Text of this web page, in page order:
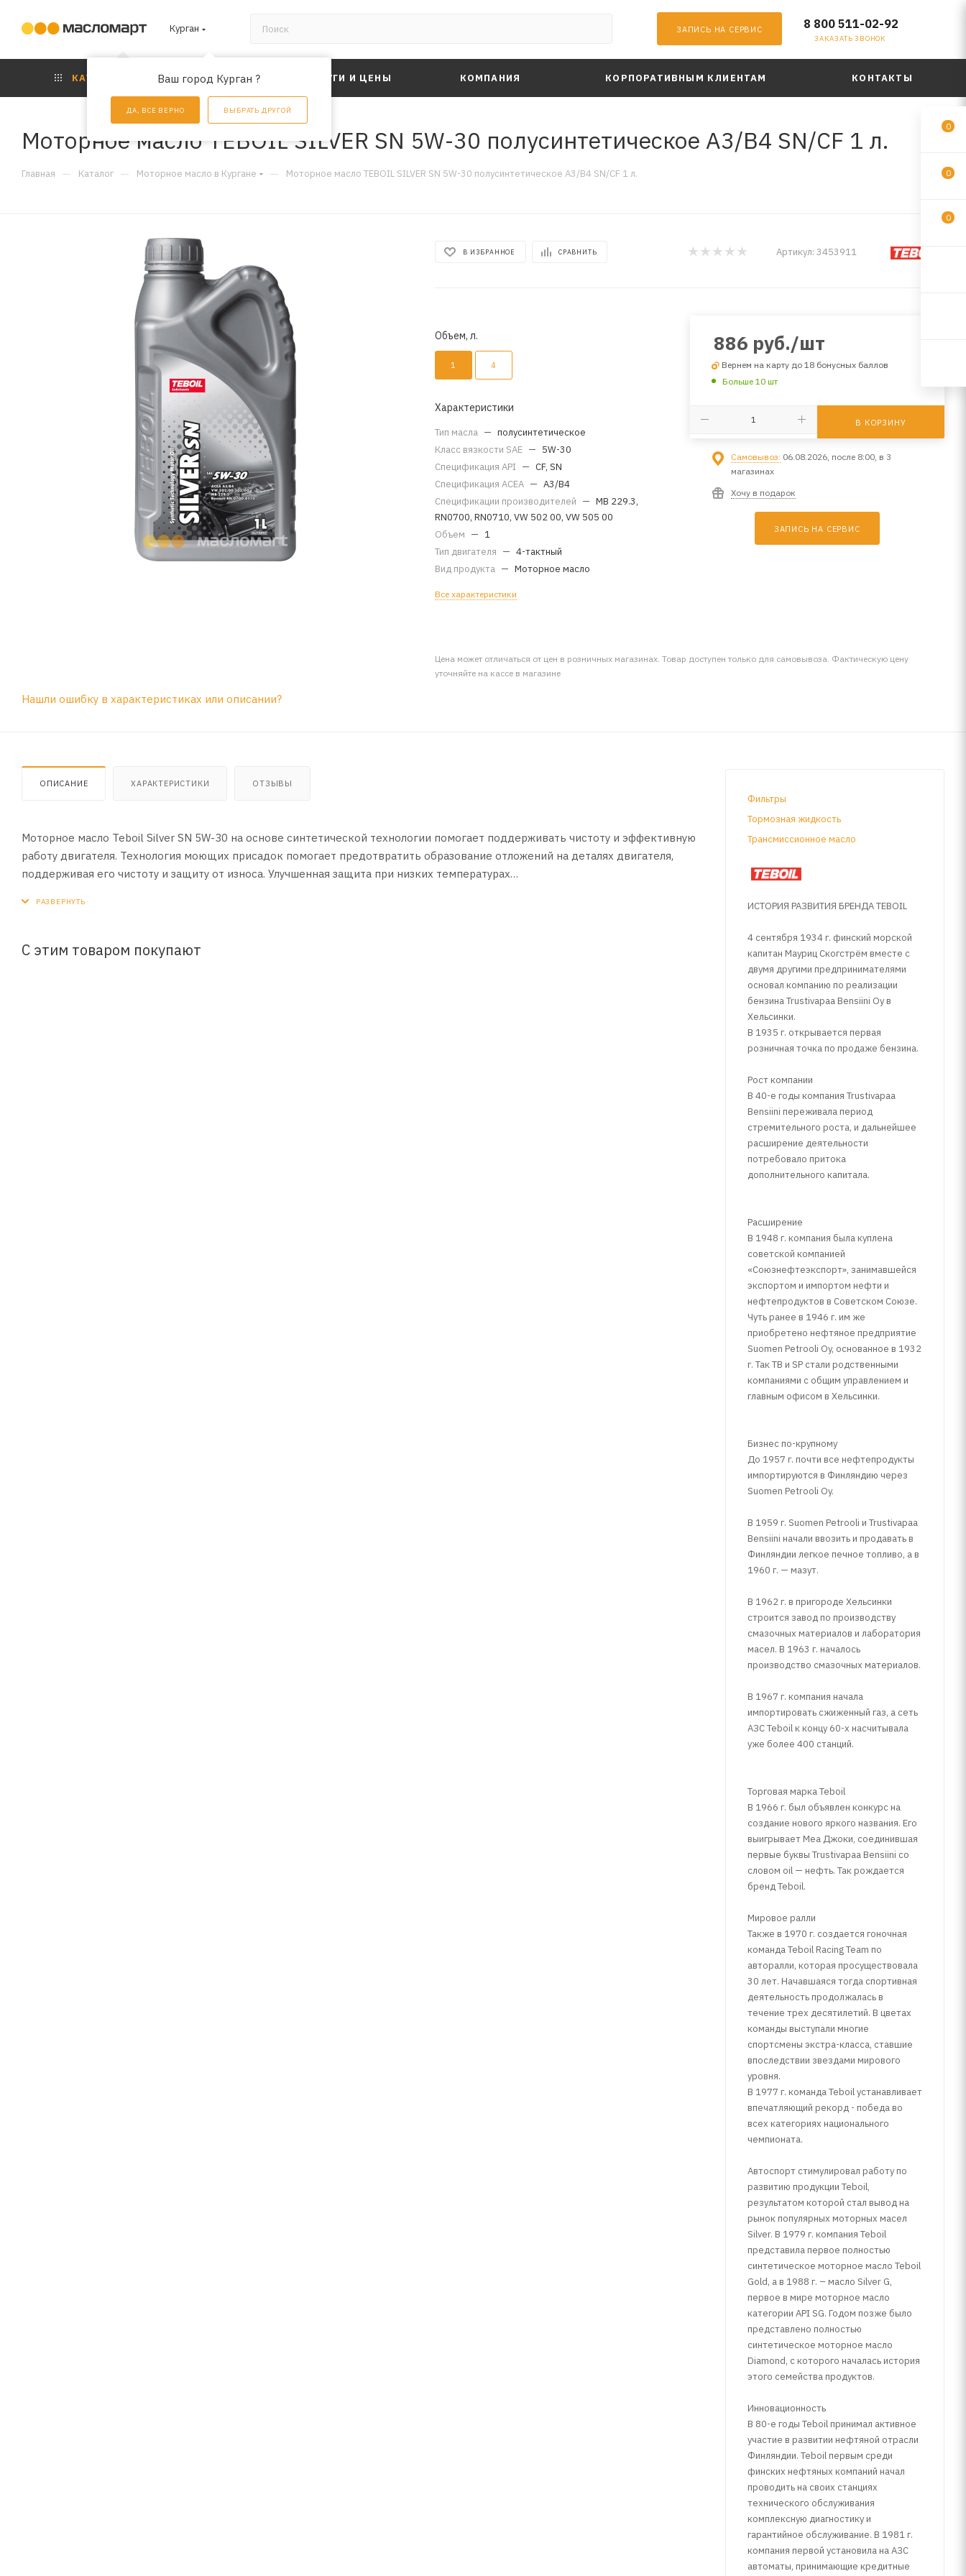
Курган
Ваш город Курган ?
ДА, ВСЕ ВЕРНО ВЫБРАТЬ ДРУГОЙ
ЗАПИСЬ НА СЕРВИС 8 800 511-02-92
ЗАКАЗАТЬ ЗВОНОК
КАТАЛОГ АКЦИИ УСЛУГИ И ЦЕНЫ КОМПАНИЯ КОРПОРАТИВНЫМ КЛИЕНТАМ КОНТАКТЫ
Моторное масло TEBOIL SILVER SN 5W-30 полусинтетическое A3/B4 SN/CF 1 л.
Главная — Каталог — Моторное масло в Кургане — Моторное масло TEBOIL SILVER SN 5W-30 полусинтетическое A3/B4 SN/CF 1 л.
В ИЗБРАННОЕ СРАВНИТЬ Артикул: 3453911
Объем, л.
1 4
Характеристики
Тип масла — полусинтетическое
Класс вязкости SAE — 5W-30
Спецификация API — CF, SN
Спецификация ACEA — A3/B4
Спецификации производителей — MB 229.3,
RN0700, RN0710, VW 502 00, VW 505 00
Объем — 1
Тип двигателя — 4-тактный
Вид продукта — Моторное масло
Все характеристики
886 руб./шт
Вернем на карту до 18 бонусных баллов
Больше 10 шт
В КОРЗИНУ
Самовывоз: 06.08.2026, после 8:00, в 3
магазинах
Хочу в подарок
ЗАПИСЬ НА СЕРВИС
Цена может отличаться от цен в розничных магазинах. Товар доступен только для самовывоза. Фактическую цену
уточняйте на кассе в магазине
Нашли ошибку в характеристиках или описании?
ОПИСАНИЕ ХАРАКТЕРИСТИКИ ОТЗЫВЫ
Моторное масло Teboil Silver SN 5W-30 на основе синтетической технологии помогает поддерживать чистоту и эффективную
работу двигателя. Технология моющих присадок помогает предотвратить образование отложений на деталях двигателя,
поддерживая его чистоту и защиту от износа. Улучшенная защита при низких температурах
двигателях легковых автомобилей и легкого коммерческого транспорта.
С этим товаром покупают
Фильтры
Тормозная жидкость
Трансмиссионное масло
ИСТОРИЯ РАЗВИТИЯ БРЕНДА TEBOIL
4 сентября 1934 г. финский морской
капитан Мауриц Скогстрём вместе с
двумя другими предпринимателями
основал компанию по реализации
бензина Trustivapaa Bensiini Oy в
Хельсинки.
В 1935 г. открывается первая
розничная точка по продаже бензина.
Рост компании
В 40-е годы компания Trustivapaa
Bensiini переживала период
стремительного роста, и дальнейшее
расширение деятельности
потребовало притока
дополнительного капитала.
Расширение
В 1948 г. компания была куплена
советской компанией
«Союзнефтеэкспорт», занимавшейся
экспортом и импортом нефти и
нефтепродуктов в Советском Союзе.
Чуть ранее в 1946 г. им же
приобретено нефтяное предприятие
Suomen Petrooli Oy, основанное в 1932
г. Так TB и SP стали родственными
компаниями с общим управлением и
главным офисом в Хельсинки.
Бизнес по-крупному
До 1957 г. почти все нефтепродукты
импортируются в Финляндию через
Suomen Petrooli Oy.
В 1959 г. Suomen Petrooli и Trustivapaa
Bensiini начали ввозить и продавать в
Финляндии легкое печное топливо, а в
1960 г. — мазут.
В 1962 г. в пригороде Хельсинки
строится завод по производству
смазочных материалов и лаборатория
масел. В 1963 г. началось
производство смазочных материалов.
В 1967 г. компания начала
импортировать сжиженный газ, а сеть
АЗС Teboil к концу 60-х насчитывала
уже более 400 станций.
Торговая марка Teboil
В 1966 г. был объявлен конкурс на
создание нового яркого названия. Его
выигрывает Меа Джоки, соединившая
первые буквы Trustivapaa Bensiini со
словом oil — нефть. Так рождается
бренд Teboil.
Мировое ралли
Также в 1970 г. создается гоночная
команда Teboil Racing Team по
авторалли, которая просуществовала
30 лет. Начавшаяся тогда спортивная
деятельность продолжалась в
течение трех десятилетий. В цветах
команды выступали многие
спортсмены экстра-класса, ставшие
впоследствии звездами мирового
уровня.
В 1977 г. команда Teboil устанавливает
впечатляющий рекорд - победа во
всех категориях национального
чемпионата.
Автоспорт стимулировал работу по
развитию продукции Teboil,
результатом которой стал вывод на
рынок популярных моторных масел
Silver. В 1979 г. компания Teboil
представила первое полностью
синтетическое моторное масло Teboil
Gold, а в 1988 г. – масло Silver G,
первое в мире моторное масло
категории API SG. Годом позже было
представлено полностью
синтетическое моторное масло
Diamond, с которого началась история
этого семейства продуктов.
Инновационность
В 80-е годы Teboil принимал активное
участие в развитии нефтяной отрасли
Финляндии. Teboil первым среди
финских нефтяных компаний начал
проводить на своих станциях
технического обслуживания
комплексную диагностику и
гарантийное обслуживание. В 1981 г.
компания первой установила на АЗС
автоматы, принимающие кредитные
0
0
0